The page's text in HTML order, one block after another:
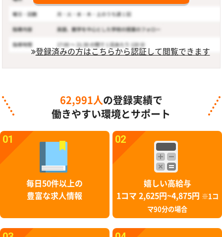
登録済みの方はこちらから認証して閲覧できます
62,991人 の登録実績で
働きやすい環境とサポート
01
毎日50件以上の
豊富な求人情報
02
嬉しい高給与
1コマ 2,625円~4,875円
※1コ
マ90分の場合